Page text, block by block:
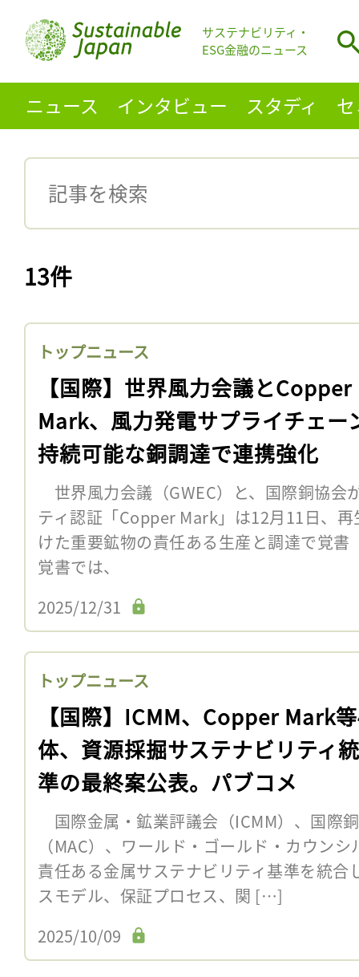
サステナビリティ・
ESG金融のニュース
ニュース インタビュー スタディ
13件
トップニュース
【国際】世界風力会議とCopper
Mark、風力発電サプライチェー
持続可能な銅調達で連携強化
世界風力会議（GWEC）と、国際銅協会
ティ認証「Copper Mark」は12月11日、
けた重要鉱物の責任ある生産と調達で覚
覚書では、
2025/12/31
トップニュース
【国際】ICMM、Copper Mark
体、資源採掘サステナビリティ
準の最終案公表。パブコメ
国際金属・鉱業評議会（ICMM）、国際
（MAC）、ワールド・ゴールド・カウン
責任ある金属サステナビリティ基準を統合
スモデル、保証プロセス、関 […]
2025/10/09